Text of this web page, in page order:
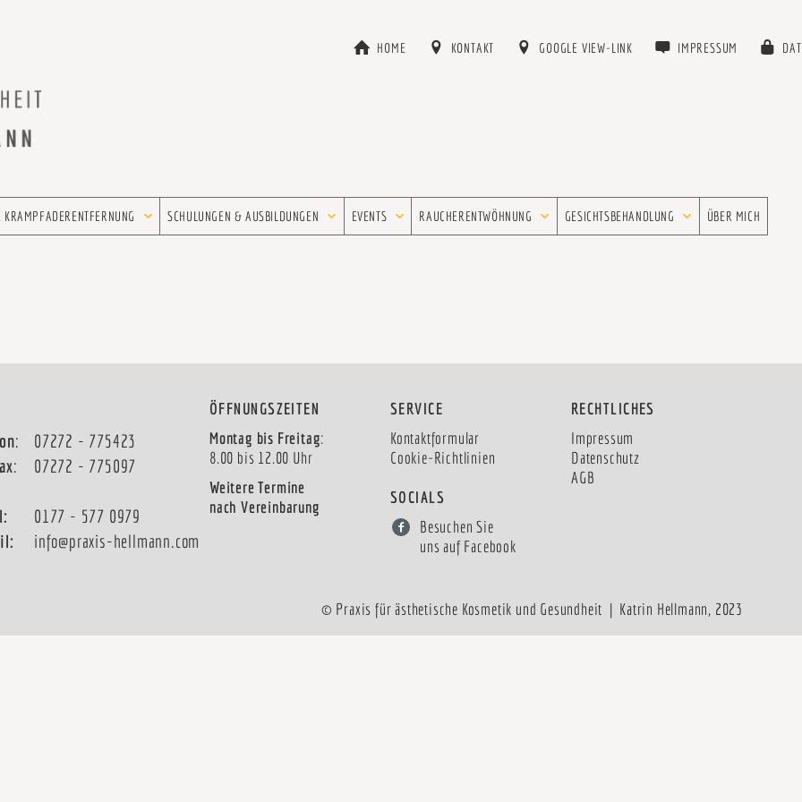
HOME KONTAKT GOOGLE VIEW-LINK IMPRESSUM
KRAMPFADERENTFERNUNG SCHULUNGEN & AUSBILDUNGEN EVENTS RAUCHERENTWÖHNUNG GESICHTSBEHANDLUNG ÜBER MICH
:
07272 - 775423
: 07272 - 775097
0177 - 577 0979
info@praxis-hellmann.com
ÖFFNUNGSZEITEN
Montag bis Freitag:
8.00 bis 12.00 Uhr
Weitere Termine
nach Vereinbarung
SERVICE
Kontaktformular
Cookie-Richtlinien
SOCIALS
Besuchen Sie
uns auf Facebook
RECHTLICHES
Impressum
Datenschutz
AGB
© Praxis für ästhetische Kosmetik und Gesundheit | Katrin Hellmann, 2023